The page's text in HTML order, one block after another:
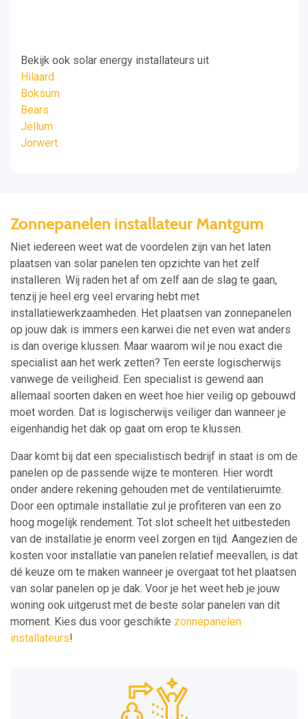
Bekijk ook solar energy installateurs uit
Hilaard
Boksum
Bears
Jellum
Jorwert
Zonnepanelen installateur Mantgum
Niet iedereen weet wat de voordelen zijn van het laten
plaatsen van solar panelen ten opzichte van het zelf
installeren. Wij raden het af om zelf aan de slag te gaan,
tenzij je heel erg veel ervaring hebt met
installatiewerkzaamheden. Het plaatsen van zonnepanelen
op jouw dak is immers een karwei die net even wat anders
is dan overige klussen. Maar waarom wil je nou exact die
specialist aan het werk zetten? Ten eerste logischerwijs
vanwege de veiligheid. Een specialist is gewend aan
allemaal soorten daken en weet hoe hier veilig op gebouwd
moet worden. Dat is logischerwijs veiliger dan wanneer je
eigenhandig het dak op gaat om erop te klussen.
Daar komt bij dat een specialistisch bedrijf in staat is om de
panelen op de passende wijze te monteren. Hier wordt
onder andere rekening gehouden met de ventilatieruimte.
Door een optimale installatie zul je profiteren van een zo
hoog mogelijk rendement. Tot slot scheelt het uitbesteden
van de installatie je enorm veel zorgen en tijd. Aangezien de
kosten voor installatie van panelen relatief meevallen, is dat
dé keuze om te maken wanneer je overgaat tot het plaatsen
van solar panelen op je dak. Voor je het weet heb je jouw
woning ook uitgerust met de beste solar panelen van dit
moment. Kies dus voor geschikte zonnepanelen
installateurs!